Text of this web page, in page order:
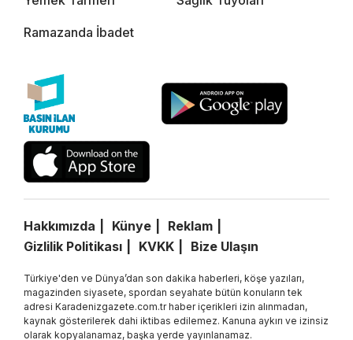
Ramazanda İbadet
Hakkımızda Künye
Reklam
Gizlilik Politikası
KVKK Bize Ulaşın
Türkiye'den ve Dünya’dan son dakika haberleri, köşe yazıları,
magazinden siyasete, spordan seyahate bütün konuların tek
adresi Karadenizgazete.com.tr haber içerikleri izin alınmadan,
kaynak gösterilerek dahi iktibas edilemez. Kanuna aykırı ve izinsiz
olarak kopyalanamaz, başka yerde yayınlanamaz.